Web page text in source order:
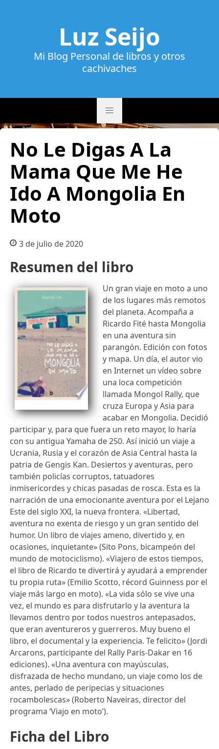
Luz Seijo
Mi Blog Personal de libros y otros
cachivaches
No Le Digas A La
Mama Que Me He
Ido A Mongolia En
Moto
3 de julio de 2020
Resumen del libro
Un gran viaje en moto a uno
de los lugares más remotos
del planeta. Acompaña a
Ricardo Fité hasta Mongolia
en una aventura sin
parangón. Edición con fotos
y mapa. Un día, el autor vio
en Internet un vídeo sobre
una loca competición
llamada Mongol Rally, que
cruza Europa y Asia para
acabar en Mongolia. Decidió
participar y, para que fuera un reto mayor, lo haría
con su antigua Yamaha de 250. Así inició un viaje a
Ucrania, Rusia y el corazón de Asia Central hasta la
patria de Gengis Kan. Desiertos y aventuras, pero
también policías corruptos, tatuadores
inmisericordes y chicas pasadas de rosca. Esta es la
narración de una emocionante aventura por el Lejano
Este del siglo XXI, la nueva frontera. «Libertad,
aventura no exenta de riesgo y un gran sentido del
humor. Un libro de viajes ameno, divertido y, en
ocasiones, inquietante» (Sito Pons, bicampeón del
mundo de motociclismo). «Viajero de estos tiempos,
el libro de Ricardo te divertirá y ayudará a emprender
tu propia ruta» (Emilio Scotto, récord Guinness por el
viaje más largo en moto). «La vida sólo se vive una
vez, el mundo es para disfrutarlo y la aventura la
llevamos dentro por todos nuestros antepasados,
que eran aventureros y guerreros. Muy bueno el
libro, el documental y la experiencia. Te felicito» (Jordi
Arcarons, participante del Rally París-Dakar en 16
ediciones). «Una aventura con mayúsculas,
disfrazada de hecho mundano, un viaje como los de
antes, perlado de peripecias y situaciones
rocambolescas» (Roberto Naveiras, director del
programa ‘Viajo en moto’).
Ficha del Libro